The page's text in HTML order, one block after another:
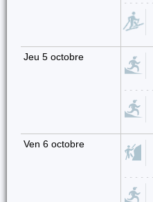
Jeu 5 octobre
Ven 6 octobre